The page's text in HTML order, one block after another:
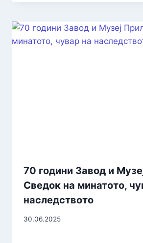
70 години Завод и
Сведок на минатото,
наследството
30.06.2025